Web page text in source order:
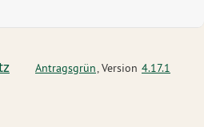
Antragsgrün, Version 4.17.1